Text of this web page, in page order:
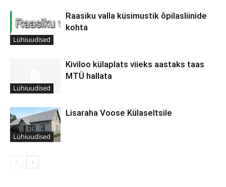
Lühiuudised
Raasiku valla küsimustik õpilasliinide
kohta
Lühiuudised
Kiviloo külaplats viieks aastaks taas
MTÜ hallata
Lühiuudised
Lisaraha Voose Külaseltsile